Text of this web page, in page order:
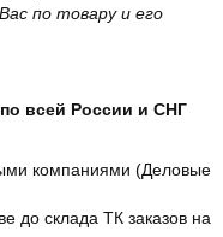
по товару и его
всей России и СНГ
компаниями (Деловые
до склада ТК заказов на